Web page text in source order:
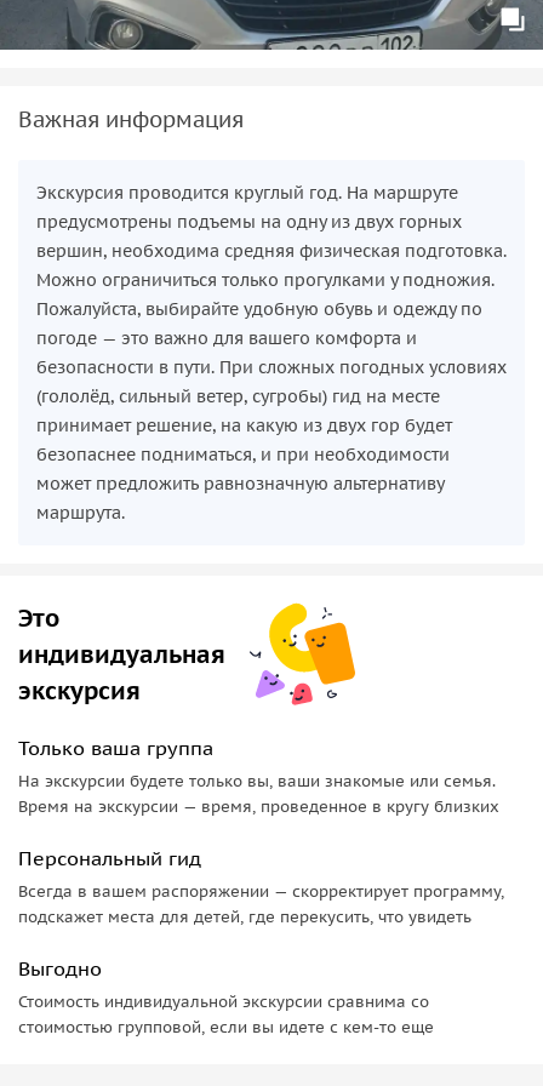
Важная информация
Экскурсия проводится круглый год. На маршруте
предусмотрены подъемы на одну из двух горных
вершин, необходима средняя физическая подготовка.
Можно ограничиться только прогулками у подножия.
Пожалуйста, выбирайте удобную обувь и одежду по
погоде — это важно для вашего комфорта и
безопасности в пути. При сложных погодных условиях
(гололёд, сильный ветер, сугробы) гид на месте
принимает решение, на какую из двух гор будет
безопаснее подниматься, и при необходимости
может предложить равнозначную альтернативу
маршрута.
Это
индивидуальная
экскурсия
Только ваша группа
На экскурсии будете только вы, ваши знакомые или семья.
Время на экскурсии — время, проведенное в кругу близких
Персональный гид
Всегда в вашем распоряжении — скорректирует программу,
подскажет места для детей, где перекусить, что увидеть
Выгодно
Стоимость индивидуальной экскурсии сравнима со
стоимостью групповой, если вы идете с кем-то еще